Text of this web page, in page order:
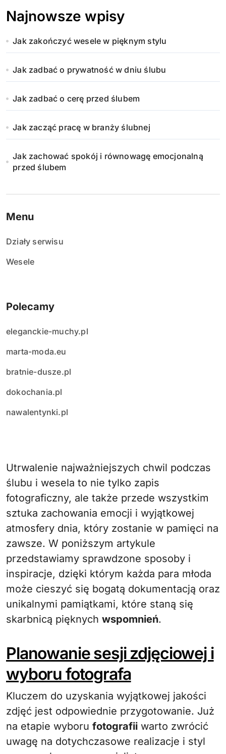
Najnowsze wpisy
Jak zakończyć wesele w pięknym stylu
Jak zadbać o prywatność w dniu ślubu
Jak zadbać o cerę przed ślubem
Jak zacząć pracę w branży ślubnej
Jak zachować spokój i równowagę emocjonalną
przed ślubem
Menu
Działy serwisu
Wesele
Polecamy
eleganckie-muchy.pl
marta-moda.eu
bratnie-dusze.pl
dokochania.pl
nawalentynki.pl
Utrwalenie najważniejszych chwil podczas
ślubu i wesela to nie tylko zapis
fotograficzny, ale także przede wszystkim
sztuka zachowania emocji i wyjątkowej
atmosfery dnia, który zostanie w pamięci na
zawsze. W poniższym artykule
przedstawiamy sprawdzone sposoby i
inspiracje, dzięki którym każda para młoda
może cieszyć się bogatą dokumentacją oraz
unikalnymi pamiątkami, które staną się
skarbnicą pięknych wspomnień.
Planowanie sesji zdjęciowej i
wyboru fotografa
Kluczem do uzyskania wyjątkowej jakości
zdjęć jest odpowiednie przygotowanie. Już
na etapie wyboru fotografii warto zwrócić
uwagę na dotychczasowe realizacje i styl